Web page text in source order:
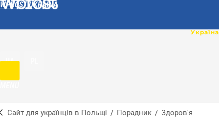
WPROST UKRAINA
UA
Сайт для українців в Польщі / Порадник / Здоров'я